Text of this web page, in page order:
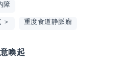
障
＞ 重度食道静脈瘤
喚起